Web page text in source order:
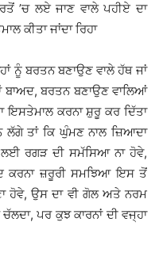
’ਚ ਲਏ ਜਾਣ ਵਾਲੇ ਪਹੀਏ ਦਾ
ਕੀਤਾ ਜਾਂਦਾ ਰਿਹਾ
ਨੂੰ ਬਰਤਨ ਬਣਾਉਣ ਵਾਲੇ ਹੱਥ ਜਾਂ
ਬਰਤਨ ਬਣਾਉਣ ਵਾਲਿਆਂ
ਇਸਤੇਮਾਲ ਕਰਨਾ ਸ਼ੁਰੂ ਕਰ ਦਿੱਤਾ
ਲੱਗੇ ਤਾਂ ਕਿ ਘੁੰਮਣ ਨਾਲ ਜ਼ਿਆਦਾ
ਰਗੜ ਦੀ ਸਮੱਸਿਆ ਨਾ ਹੋਵੇ,
ਕਰਨਾ ਜ਼ਰੂਰੀ ਸਮਝਿਆ ਇਸ ਤੋਂ
ਹੋਵੇ, ਉਸ ਦਾ ਵੀ ਗੋਲ ਅਤੇ ਨਰਮ
ਪਰ ਕੁਝ ਕਾਰਨਾਂ ਦੀ ਵਜ੍ਹਾ